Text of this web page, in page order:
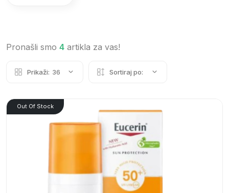
Pronašli smo 4 artikla za vas!
Prikaži: 36 Sortiraj po:
Out Of Stock